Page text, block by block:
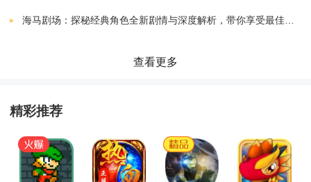
海马剧场：探秘经典角色全新剧情与深度解析，带你享受最佳观剧指南
查看更多
精彩推荐